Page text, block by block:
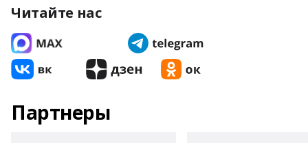
Читайте нас
Партнеры